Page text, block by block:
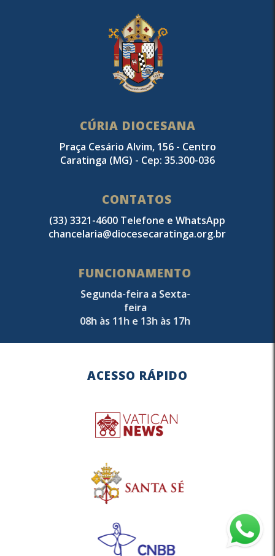
CÚRIA DIOCESANA
Praça Cesário Alvim, 156 - Centro
Caratinga (MG) - Cep: 35.300-036
CONTATOS
(33) 3321-4600 Telefone e WhatsApp
chancelaria@diocesecaratinga.org.br
FUNCIONAMENTO
Segunda-feira a Sexta-
feira
08h às 11h e 13h às 17h
ACESSO RÁPIDO